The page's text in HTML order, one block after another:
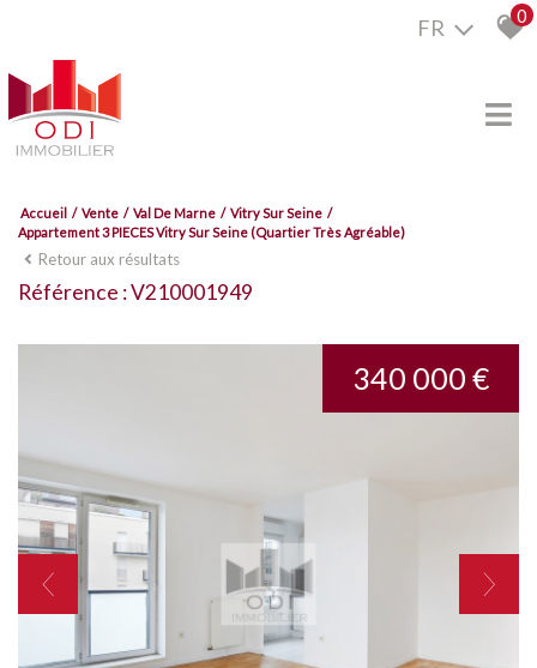
FR 0
Accueil Vente Val De Marne
Vitry Sur Seine
Appartement 3 PIECES Vitry Sur Seine (Quartier Très Agréable)
Retour aux résultats
Référence : V210001949
340 000 €